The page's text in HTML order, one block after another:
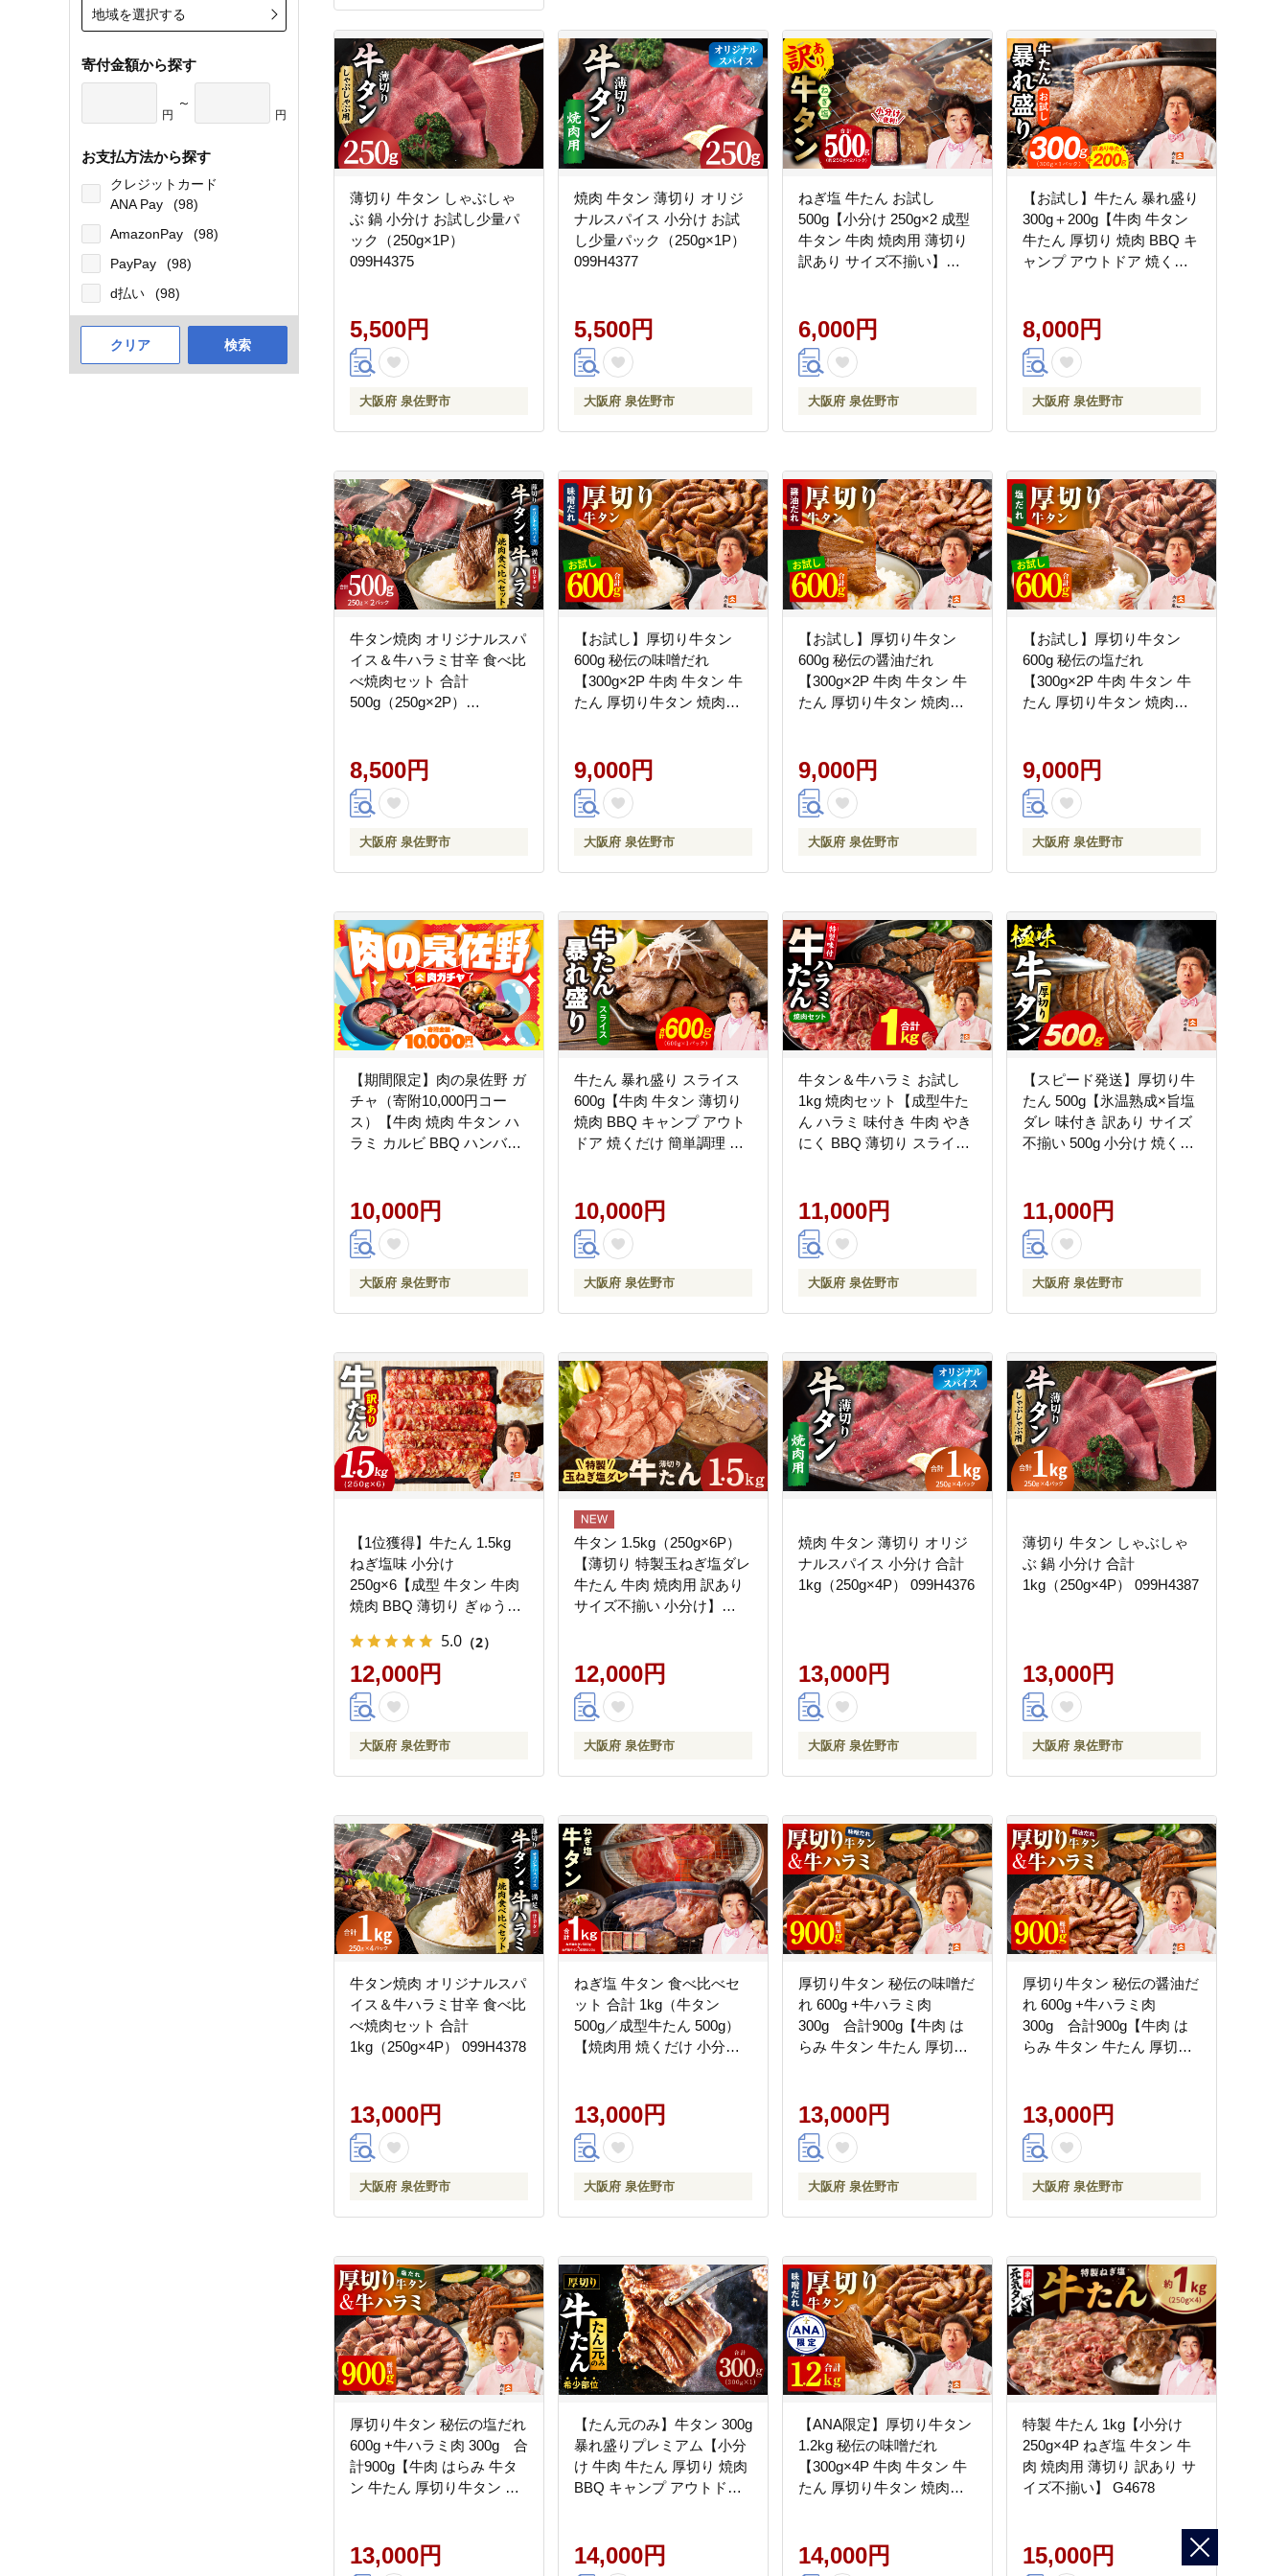
地域を選択する
寄付金額から探す
円
～
円
お支払方法から探す
クレジットカード
ANA Pay
(98)
AmazonPay
(98)
PayPay
(98)
d払い
(98)
クリア 検索
薄切り 牛タン しゃぶしゃ
ぶ 鍋 小分け お試し少量パ
ック（250g×1P）
099H4375
5,500円
大阪府 泉佐野市
焼肉 牛タン 薄切り オリジ
ナルスパイス 小分け お試
し少量パック（250g×1P）
099H4377
5,500円
大阪府 泉佐野市
ねぎ塩 牛たん お試し
500g【小分け 250g×2 成型
牛タン 牛肉 焼肉用 薄切り
訳あり サイズ不揃い】
6,000円
大阪府 泉佐野市
【お試し】牛たん 暴れ盛り
300g＋200g【牛肉 牛タン
牛たん 厚切り 焼肉 BBQ キ
ャンプ アウトドア 焼くだ
8,000円
大阪府 泉佐野市
牛タン焼肉 オリジナルスパ
イス＆牛ハラミ甘辛 食べ比
べ焼肉セット 合計
500g（250g×2P）
8,500円
大阪府 泉佐野市
【お試し】厚切り牛タン
600g 秘伝の味噌だれ
【300g×2P 牛肉 牛タン 牛
たん 厚切り牛タン 焼肉
揃い 小分け】 G4702
9,000円
大阪府 泉佐野市
【お試し】厚切り牛タン
600g 秘伝の醤油だれ
【300g×2P 牛肉 牛タン 牛
たん 厚切り牛タン 焼肉
揃い 小分け】 G4704
9,000円
大阪府 泉佐野市
【お試し】厚切り牛タン
600g 秘伝の塩だれ
【300g×2P 牛肉 牛タン 牛
たん 厚切り牛タン 焼肉
揃い 小分け】 G4706
9,000円
大阪府 泉佐野市
【期間限定】肉の泉佐野 ガ
チャ（寄附10,000円コー
ス）【牛肉 焼肉 牛タン ハ
ラミ カルビ BBQ ハンバー
10,000円
大阪府 泉佐野市
牛たん 暴れ盛り スライス
600g【牛肉 牛タン 薄切り
焼肉 BBQ キャンプ アウト
ドア 焼くだけ 簡単調理 訳
10,000円
大阪府 泉佐野市
牛タン＆牛ハラミ お試し
1kg 焼肉セット【成型牛た
ん ハラミ 味付き 牛肉 やき
にく BBQ 薄切り スライス
11,000円
大阪府 泉佐野市
【スピード発送】厚切り牛
たん 500g【氷温熟成×旨塩
ダレ 味付き 訳あり サイズ
不揃い 500g 小分け 焼くだ
11,000円
大阪府 泉佐野市
【1位獲得】牛たん 1.5kg
ねぎ塩味 小分け
250g×6【成型 牛タン 牛肉
焼肉 BBQ 薄切り ぎゅうた
不揃い】 G47215.0 （2）
12,000円
大阪府 泉佐野市
牛タン 1.5kg（250g×6P）
【薄切り 特製玉ねぎ塩ダレ
牛たん 牛肉 焼肉用 訳あり
サイズ不揃い 小分け】
12,000円
大阪府 泉佐野市
焼肉 牛タン 薄切り オリジ
ナルスパイス 小分け 合計
1kg（250g×4P） 099H4376
13,000円
大阪府 泉佐野市
薄切り 牛タン しゃぶしゃ
ぶ 鍋 小分け 合計
1kg（250g×4P） 099H4387
13,000円
大阪府 泉佐野市
牛タン焼肉 オリジナルスパ
イス＆牛ハラミ甘辛 食べ比
べ焼肉セット 合計
1kg（250g×4P） 099H4378
13,000円
大阪府 泉佐野市
ねぎ塩 牛タン 食べ比べセ
ット 合計 1kg（牛タン
500g／成型牛たん 500g）
【焼肉用 焼くだけ 小分け
13,000円
大阪府 泉佐野市
厚切り牛タン 秘伝の味噌だ
れ 600g +牛ハラミ肉
300g 合計900g【牛肉 は
らみ 牛タン 牛たん 厚切り
り サイズ不揃い 小分け】
G4708
13,000円
大阪府 泉佐野市
厚切り牛タン 秘伝の醤油だ
れ 600g +牛ハラミ肉
300g 合計900g【牛肉 は
らみ 牛タン 牛たん 厚切り
り サイズ不揃い 小分け】
G4709
13,000円
大阪府 泉佐野市
厚切り牛タン 秘伝の塩だれ
600g +牛ハラミ肉 300g 合
計900g【牛肉 はらみ 牛タ
ン 牛たん 厚切り牛タン 焼
不揃い 小分け】 G4710
13,000円
【たん元のみ】牛タン 300g
暴れ盛りプレミアム【小分
け 牛肉 牛たん 厚切り 焼肉
BBQ キャンプ アウトドア
14,000円
【ANA限定】厚切り牛タン
1.2kg 秘伝の味噌だれ
【300g×4P 牛肉 牛タン 牛
たん 厚切り牛タン 焼肉
揃い 小分け】 G4674-1
14,000円
特製 牛たん 1kg【小分け
250g×4P ねぎ塩 牛タン 牛
肉 焼肉用 薄切り 訳あり サ
イズ不揃い】 G4678
15,000円